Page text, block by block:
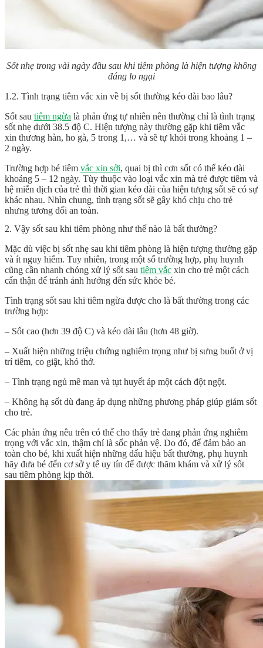
Sốt nhẹ trong vài ngày đầu sau khi tiêm phòng là hiện tượng không
đáng lo ngại
1.2. Tình trạng tiêm vắc xin về bị sốt thường kéo dài bao lâu?
Sốt sau tiêm ngừa là phản ứng tự nhiên nên thường chỉ là tình trạng
sốt nhẹ dưới 38.5 độ C. Hiện tượng này thường gặp khi tiêm vắc
xin thương hàn, ho gà, 5 trong 1,… và sẽ tự khỏi trong khoảng 1 –
2 ngày.
Trường hợp bé tiêm vắc xin sởi, quai bị thì cơn sốt có thể kéo dài
khoảng 5 – 12 ngày. Tùy thuộc vào loại vắc xin mà trẻ được tiêm và
hệ miễn dịch của trẻ thì thời gian kéo dài của hiện tượng sốt sẽ có sự
khác nhau. Nhìn chung, tình trạng sốt sẽ gây khó chịu cho trẻ
nhưng tương đối an toàn.
2. Vậy sốt sau khi tiêm phòng như thế nào là bất thường?
Mặc dù việc bị sốt nhẹ sau khi tiêm phòng là hiện tượng thường gặp
và ít nguy hiểm. Tuy nhiên, trong một số trường hợp, phụ huynh
cũng cần nhanh chóng xử lý sốt sau tiêm vắc xin cho trẻ một cách
cẩn thận để tránh ảnh hưởng đến sức khỏe bé.
Tình trạng sốt sau khi tiêm ngừa được cho là bất thường trong các
trường hợp:
– Sốt cao (hơn 39 độ C) và kéo dài lâu (hơn 48 giờ).
– Xuất hiện những triệu chứng nghiêm trọng như bị sưng buốt ở vị
trí tiêm, co giật, khó thở.
– Tình trạng ngủ mê man và tụt huyết áp một cách đột ngột.
– Không hạ sốt dù đang áp dụng những phương pháp giúp giảm sốt
cho trẻ.
Các phản ứng nêu trên có thể cho thấy trẻ đang phản ứng nghiêm
trọng với vắc xin, thậm chí là sốc phản vệ. Do đó, để đảm bảo an
toàn cho bé, khi xuất hiện những dấu hiệu bất thường, phụ huynh
hãy đưa bé đến cơ sở y tế uy tín để được thăm khám và xử lý sốt
sau tiêm phòng kịp thời.